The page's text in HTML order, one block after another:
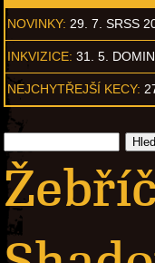
NOVINKY: 29. 7. SRSS
INKVIZICE: 31. 5.
NEJCHYTŘEJŠÍ KECY: